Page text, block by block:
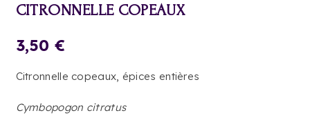
CITRONNELLE COPEAUX
3,50 €
Citronnelle copeaux, épices entières
Cymbopogon citratus